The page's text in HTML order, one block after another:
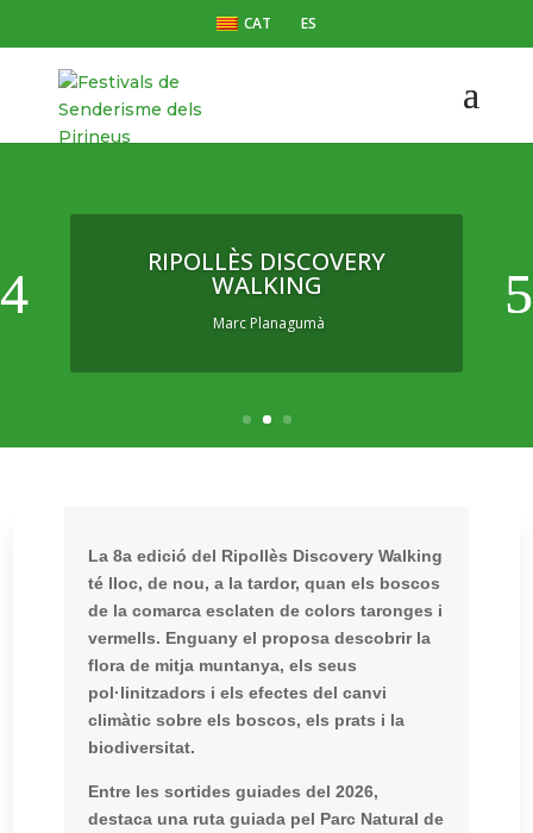
CAT ES
RIPOLLÈS DISCOVERY
WALKING
Marc Planagumà
La 8a edició del Ripollès Discovery Walking
té lloc, de nou, a la tardor, quan els boscos
de la comarca esclaten de colors taronges i
vermells. Enguany el proposa descobrir la
flora de mitja muntanya, els seus
pol·linitzadors i els efectes del canvi
climàtic sobre els boscos, els prats i la
biodiversitat.
Entre les sortides guiades del 2026,
destaca una ruta guiada pel Parc Natural de